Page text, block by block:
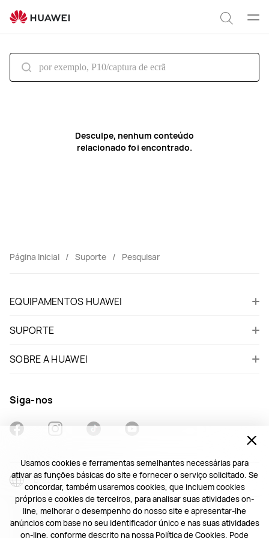
search
Usamos cookies e ferramentas semelhantes necessárias para
ativar as funções básicas do site e fornecer o serviço solicitado. Se
concordar, também usaremos cookies, que incluem cookies
próprios e cookies de terceiros, para analisar suas atividades on-
line, melhorar o desempenho do nosso site e apresentar-lhe
anúncios com base no seu identificador único e nas suas atividades
on-line, conforme descrito na nossaPolítica de Cookies. Pode
Abrir
Desculpe, nenhum conteúdo
relacionado foi encontrado.
Página Inicial Suporte Pesquisar
EQUIPAMENTOS HUAWEI
SUPORTE
SOBRE A HUAWEI
Siga-nos
Mapa do Site
Brazil - Português